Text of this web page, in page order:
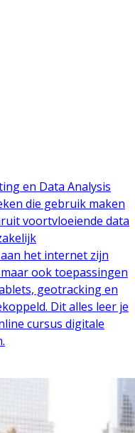
en Data Analysis
die gebruik maken
voortvloeiende data
het internet zijn
ook toepassingen
geotracking en
Dit alles leer je
cursus digitale